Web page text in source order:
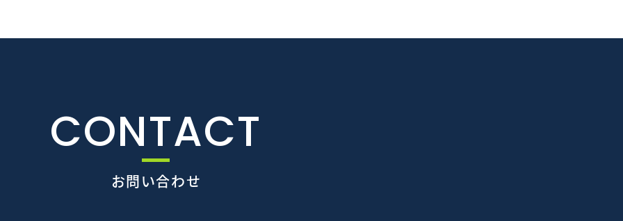
CONTACT
お問い合わせ